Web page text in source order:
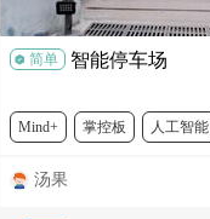
简单 智能停车场
Mind+ 掌控板 人工智能
DF冬季AI挑战赛
汤果